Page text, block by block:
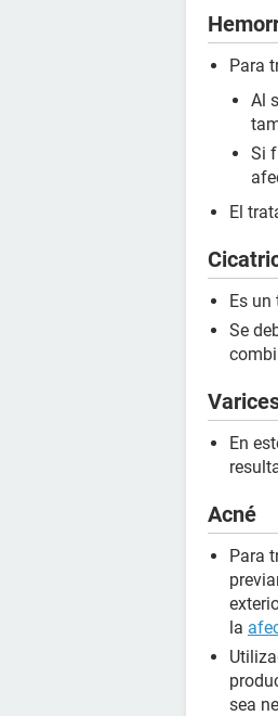
Para
Al
Si
El
Es un
Se
En
Acné
Para
la
sea